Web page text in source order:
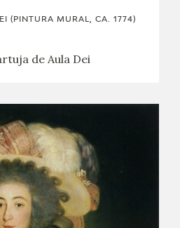
(PINTURA MURAL, CA. 1774)
de Aula Dei